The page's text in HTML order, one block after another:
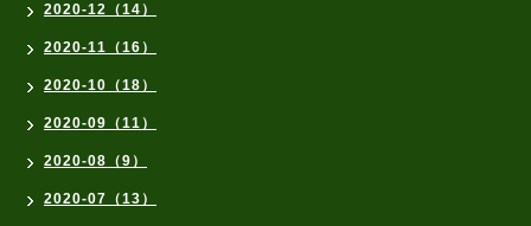
2020-12（14）
2020-11（16）
2020-10（18）
2020-09（11）
2020-08（9）
2020-07（13）